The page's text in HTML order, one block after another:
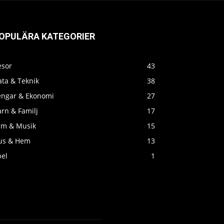
KATEGORIER
43
& Teknik
38
& Ekonomi
27
& Familj
17
& Musik
15
& Hem
13
1